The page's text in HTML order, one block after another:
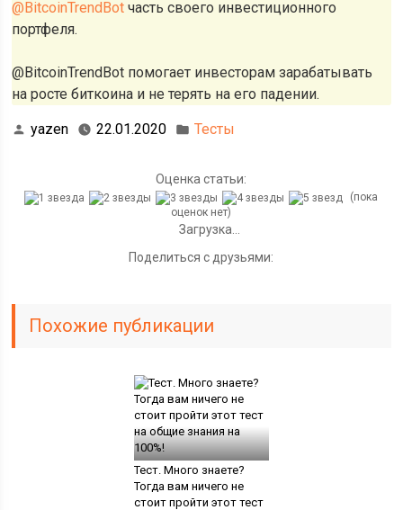
@BitcoinTrendBot часть своего инвестиционного
портфеля.
@BitcoinTrendBot помогает инвесторам зарабатывать
на росте биткоина и не терять на его падении.
yazen 22.01.2020 Тесты
Оценка статьи:
(пока
оценок нет)
Загрузка...
Поделиться с друзьями:
Похожие публикации
Тест. Много знаете?
Тогда вам ничего не
стоит пройти этот тест